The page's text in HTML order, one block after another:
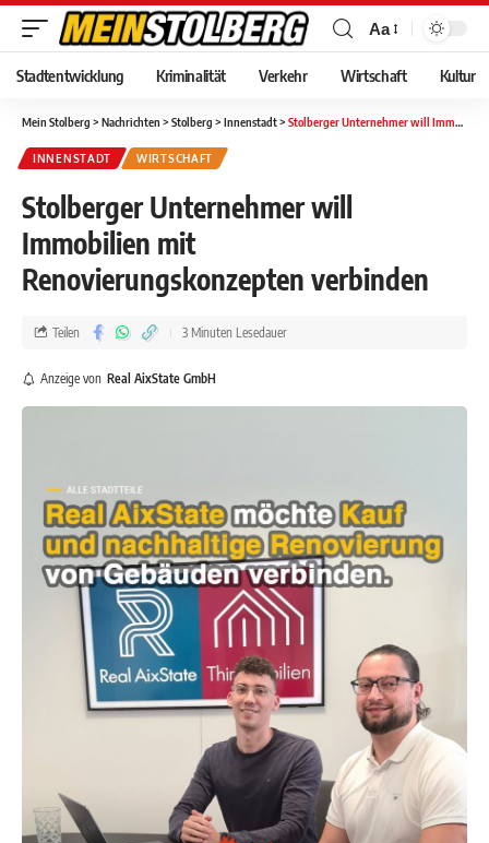
Aa
Stadtentwicklung Kriminalität Verkehr Wirtschaft Kultur
Mein Stolberg > Nachrichten > Stolberg > Innenstadt> Stolberger Unternehmer will Immobilien mit Renovierungskonzepten verbinden
INNENSTADT WIRTSCHAFT
Stolberger Unternehmer will
Immobilien mit
Renovierungskonzepten verbinden
Anzeige von Real AixState GmbH
Teilen 3 Minuten Lesedauer